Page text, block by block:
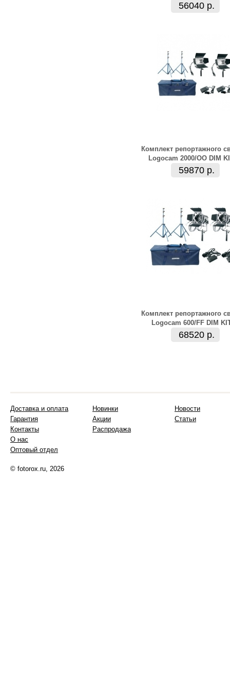
56040 р.
Комплект репортажного
Logocam 2000/OO DIM
59870 р.
Комплект репортажного
Logocam 600/FF DIM
68520 р.
Доставка и оплата
Гарантия
Контакты
О нас
Оптовый отдел
Новинки
Акции
Распродажа
Новости
Статьи
© fotorox.ru, 2026